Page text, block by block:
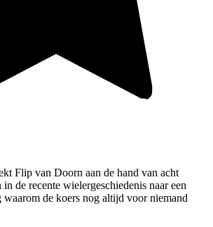
Flip van Doorn aan de hand van acht
de recente wielergeschiedenis naar een
waarom de koers nog altijd voor niemand